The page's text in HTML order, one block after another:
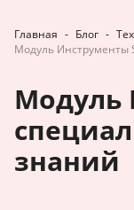
Главная - Блог -
Модуль Инструменты
Модуль
знаний